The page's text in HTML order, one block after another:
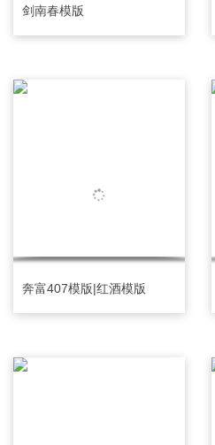
剑南春模版
奔富407模版|红酒模版